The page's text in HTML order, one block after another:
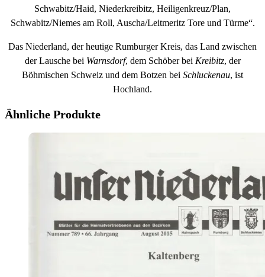
Schwabitz/Haid, Niederkreibitz, Heiligenkreuz/Plan,
Schwabitz/Niemes am Roll, Auscha/Leitmeritz Tore und Türme“.
Das Niederland, der heutige Rumburger Kreis, das Land zwischen
der Lausche bei Warnsdorf, dem Schöber bei Kreibitz, der
Böhmischen Schweiz und dem Botzen bei Schluckenau, ist
Hochland.
Ähnliche Produkte